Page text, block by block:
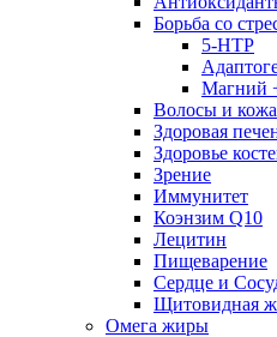
Борьба со
5-HTP
Магний
Волосы и кожа
Здоровая
Здоровье
Зрение
Иммунитет
Коэнзим Q10
Лецитин
Пищеварение
Сердце и
Щитовидная
Омега жиры